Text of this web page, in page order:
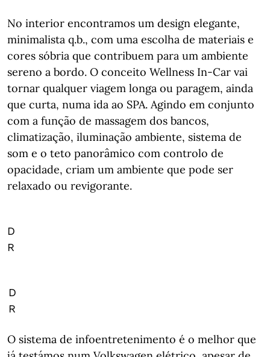
No interior encontramos um design elegante,
minimalista q.b., com uma escolha de materiais e
cores sóbria que contribuem para um ambiente
sereno a bordo. O conceito Wellness In-Car vai
tornar qualquer viagem longa ou paragem, ainda
que curta, numa ida ao SPA. Agindo em conjunto
com a função de massagem dos bancos,
climatização, iluminação ambiente, sistema de
som e o teto panorâmico com controlo de
opacidade, criam um ambiente que pode ser
relaxado ou revigorante.
D
R
D
R
O sistema de infoentretenimento é o melhor que